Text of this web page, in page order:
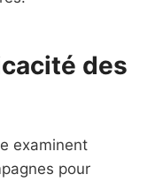
des
examinent
pour